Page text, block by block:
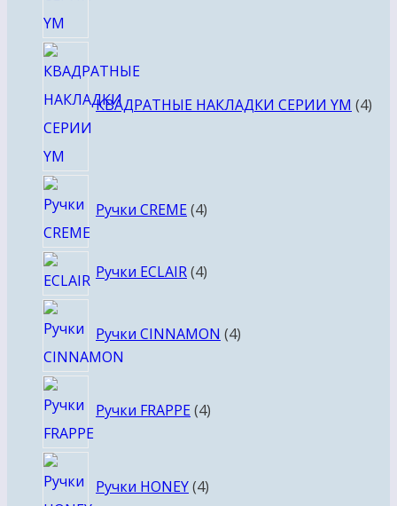
КВАДРАТНЫЕ НАКЛАДКИ СЕРИИ YM 4
Ручки CREME 4товара
Ручки ECLAIR 44
Ручки CINNAMON 4товара
Ручки FRAPPE 4товара
Ручки HONEY 4товара